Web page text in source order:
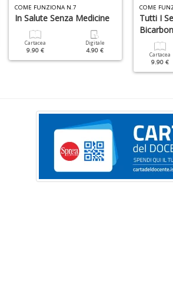
COME FUNZIONA N.7
In Salute Senza Medicine
Cartacea
9.90 €
Digitale
4.90 €
COME
Tutti I
Cartacea
9.90 €